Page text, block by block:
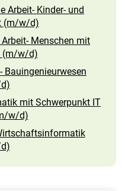
Arbeit- Kinder- und
(m/w/d)
Menschen mit
(m/w/d)
Bauingenieurwesen
mit Schwerpunkt IT
w/d)